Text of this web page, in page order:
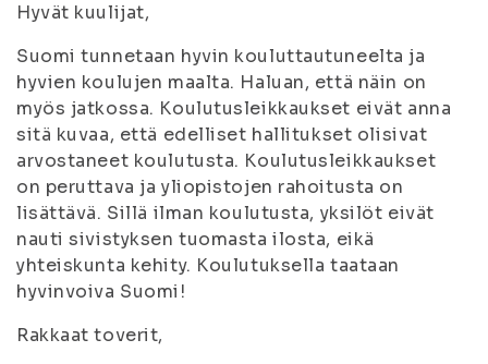
Hyvät kuulijat,
Suomi tunnetaan hyvin kouluttautuneelta ja
hyvien koulujen maalta. Haluan, että näin on
myös jatkossa. Koulutusleikkaukset eivät anna
sitä kuvaa, että edelliset hallitukset olisivat
arvostaneet koulutusta. Koulutusleikkaukset
on peruttava ja yliopistojen rahoitusta on
lisättävä. Sillä ilman koulutusta, yksilöt eivät
nauti sivistyksen tuomasta ilosta, eikä
yhteiskunta kehity. Koulutuksella taataan
hyvinvoiva Suomi!
Rakkaat toverit,